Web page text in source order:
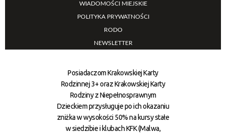
WIADOMOŚCI MIEJSKIE
POLITYKA PRYWATNOŚCI
RODO
NEWSLETTER
Posiadaczom Krakowskiej Karty
Rodzinnej 3+ oraz Krakowskiej Karty
Rodziny z Niepełnosprawnym
Dzieckiem przysługuje po ich okazaniu
zniżka w wysokości 50% na kursy stałe
w siedzibie i klubach KFK (Malwa,